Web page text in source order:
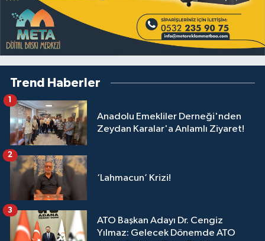
Trend Haberler
Anadolu Emekliler Derneği'nden
Zeydan Karalar'a Anlamlı Ziyaret!
1
‘Lahmacun’ Krizi!
2
ATO Başkan Adayı Dr. Cengiz
Yılmaz: Gelecek Dönemde ATO
3